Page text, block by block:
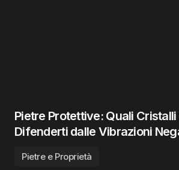
Pietre Protettive: Quali
Difenderti dalle Vibrazioni
Pietre e Proprietà